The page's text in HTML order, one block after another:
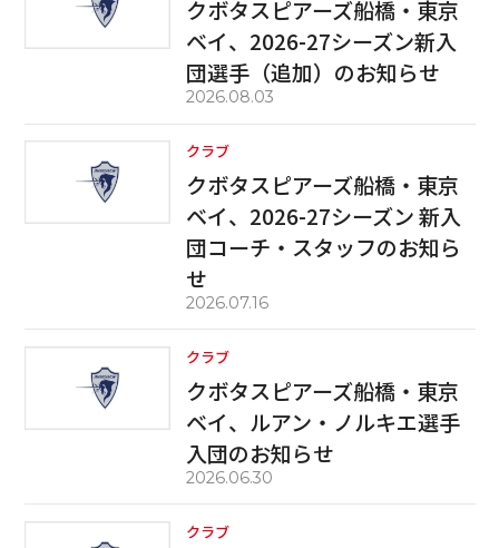
クボタスピアーズ船橋・東京
ベイ、2026-27シーズン新入
団選手（追加）のお知らせ
2026.08.03
クラブ
クボタスピアーズ船橋・東京
ベイ、2026-27シーズン 新入
団コーチ・スタッフのお知ら
せ
2026.07.16
クラブ
クボタスピアーズ船橋・東京
ベイ、ルアン・ノルキエ選手
入団のお知らせ
2026.06.30
クラブ